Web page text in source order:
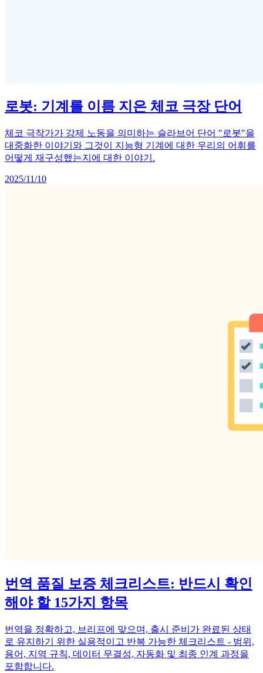
로봇: 기계를 이름 지은 체코 극장 단어
체코 극작가가 강제 노동을 의미하는 슬라브어 단어 "로봇"을
대중화한 이야기와 그것이 지능형 기계에 대한 우리의 어휘를
어떻게 재구성했는지에 대한 이야기.
2025/11/10
번역 품질 보증 체크리스트: 반드시 확인
해야 할 15가지 항목
번역을 정확하고, 브리프에 맞으며, 출시 준비가 완료된 상태
로 유지하기 위한 실용적이고 반복 가능한 체크리스트 - 범위,
용어, 지역 규칙, 데이터 무결성, 자동화 및 최종 인계 과정을
포함합니다.